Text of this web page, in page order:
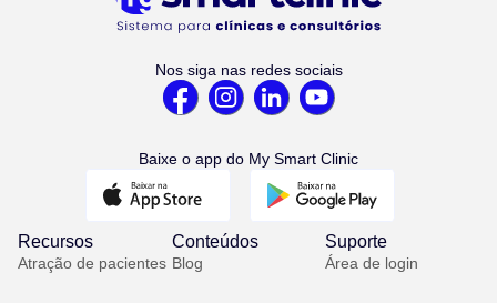
Nos siga nas redes sociais
Baixe o app do My Smart Clinic
Recursos
Atração de pacientes
Conteúdos
Blog
Suporte
Área de login